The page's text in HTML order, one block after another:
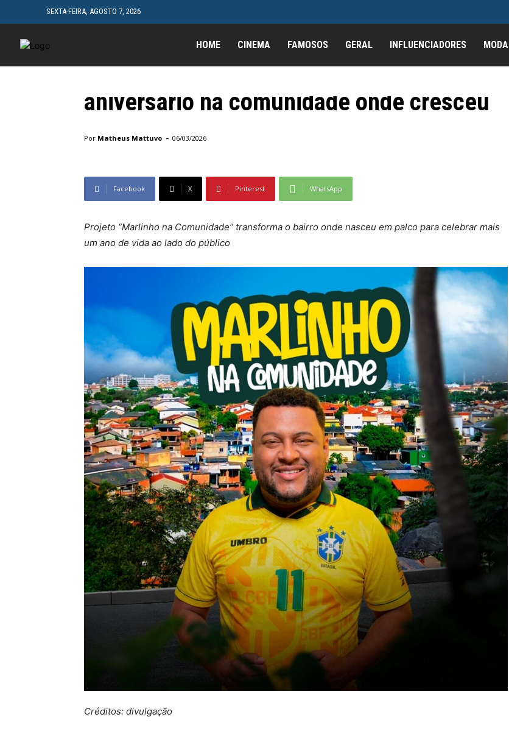
SEXTA-FEIRA, AGOSTO 7, 2026
HOME CINEMA FAMOSOS GERAL INFLUENCIADORES MODA
Marlinho grava comemoração especial de
aniversário na comunidade onde cresceu
Por Matheus Mattuvo - 06/03/2026
Facebook X Pinterest WhatsApp
Projeto “Marlinho na Comunidade” transforma o bairro onde nasceu em palco para celebrar mais
um ano de vida ao lado do público
Créditos: divulgação